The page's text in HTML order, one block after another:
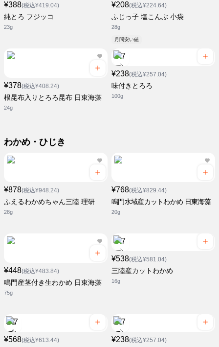
¥388(税込¥419.04)
純とろ フジッコ
23g
¥208(税込¥224.64)
ふじっ子 塩こんぶ 小袋
28g
月間安い値
¥378(税込¥408.24)
根昆布入りとろろ昆布 日東海藻
24g
¥238(税込¥257.04)
味付きとろろ
100g
わかめ・ひじき
¥878(税込¥948.24)
ふえるわかめちゃん三陸 理研
28g
¥768(税込¥829.44)
鳴門水域産カットわかめ 日東海藻
20g
¥448(税込¥483.84)
鳴門産茎付き生わかめ 日東海藻
75g
¥538(税込¥581.04)
三陸産カットわかめ
16g
¥568(税込¥613.44) ¥238(税込¥257.04)